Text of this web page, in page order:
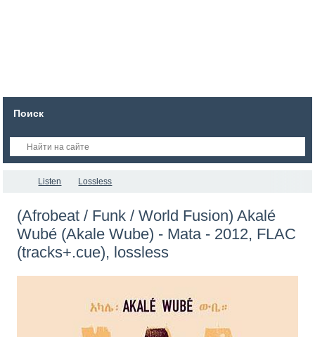
Поиск
Listen Lossless
(Afrobeat / Funk / World Fusion) Akalé
Wubé (Akale Wube) - Mata - 2012, FLAC
(tracks+.cue), lossless